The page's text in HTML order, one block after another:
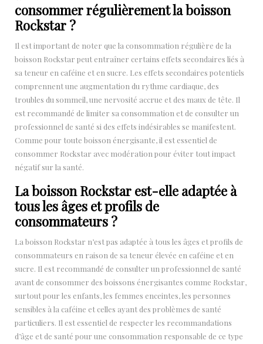
consommer régulièrement la boisson
Rockstar ?
Il est important de noter que la consommation régulière de la
boisson Rockstar peut entraîner certains effets secondaires liés à
sa teneur en caféine et en sucre. Les effets secondaires potentiels
comprennent une augmentation du rythme cardiaque, des
troubles du sommeil, une nervosité accrue et des maux de tête. Il
est recommandé de limiter sa consommation et de consulter un
professionnel de santé si des effets indésirables se manifestent.
Comme pour toute boisson énergisante, il est essentiel de
consommer Rockstar avec modération pour éviter tout impact
négatif sur la santé.
La boisson Rockstar est-elle adaptée à
tous les âges et profils de
consommateurs ?
La boisson Rockstar n’est pas adaptée à tous les âges et profils de
consommateurs en raison de sa teneur élevée en caféine et en
sucre. Il est recommandé de consulter un professionnel de santé
avant de consommer des boissons énergisantes comme Rockstar,
surtout pour les enfants, les femmes enceintes, les personnes
sensibles à la caféine et celles ayant des problèmes de santé
particuliers. Il est essentiel de respecter les recommandations
d’âge et de santé pour une consommation responsable de ce type